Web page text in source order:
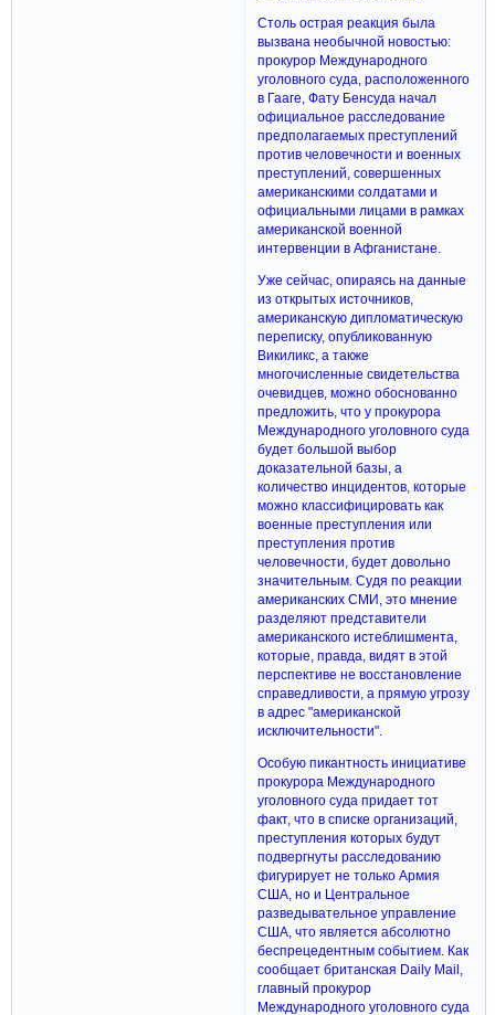
Столь острая реакция была
вызвана необычной новостью:
прокурор Международного
уголовного суда, расположенного
в Гааге, Фату Бенсуда начал
официальное расследование
предполагаемых преступлений
против человечности и военных
преступлений, совершенных
американскими солдатами и
официальными лицами в рамках
американской военной
интервенции в Афганистане.
Уже сейчас, опираясь на данные
из открытых источников,
американскую дипломатическую
переписку, опубликованную
Викиликс, а также
многочисленные свидетельства
очевидцев, можно обоснованно
предложить, что у прокурора
Международного уголовного суда
будет большой выбор
доказательной базы, а
количество инцидентов, которые
можно классифицировать как
военные преступления или
преступления против
человечности, будет довольно
значительным. Судя по реакции
американских СМИ, это мнение
разделяют представители
американского истеблишмента,
которые, правда, видят в этой
перспективе не восстановление
справедливости, а прямую угрозу
в адрес "американской
исключительности".
Особую пикантность инициативе
прокурора Международного
уголовного суда придает тот
факт, что в списке организаций,
преступления которых будут
подвергнуты расследованию
фигурирует не только Армия
США, но и Центральное
разведывательное управление
США, что является абсолютно
беспрецедентным событием. Как
сообщает британская Daily Mail,
главный прокурор
Международного уголовного суда